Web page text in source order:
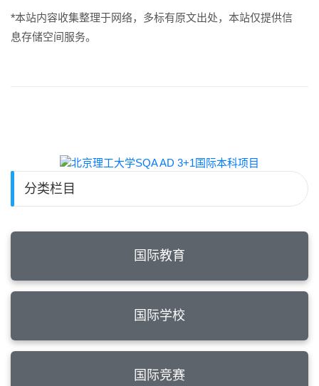
*本站内容收集整理于网络，多标有原文出处，本站仅提供信
息存储空间服务。
分类栏目
国际教育
国际学校
国际竞赛